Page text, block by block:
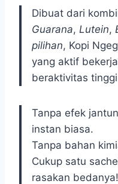
Dibuat dari
Guarana, Lutein,
pilihan, Kopi
yang aktif
beraktivitas
Tanpa efek
instan biasa.
Tanpa bahan
Cukup satu
rasakan bedanya!